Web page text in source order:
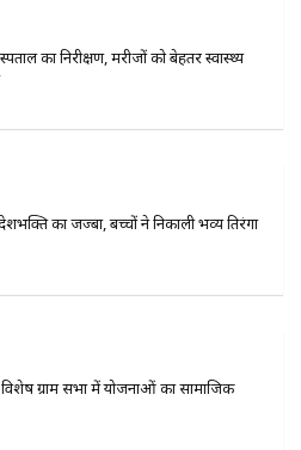
का निरीक्षण, मरीजों को बेहतर स्वास्थ्य
का जज्बा, बच्चों ने निकाली भव्य तिरंगा
विशेष ग्राम सभा में योजनाओं का सामाजिक